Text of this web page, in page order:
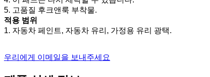
5. 고품질 후크앤룩 부착물.
적용 범위
1. 자동차 페인트, 자동차 유리, 가정용 유리 광택.
우리에게 이메일을 보내주세요